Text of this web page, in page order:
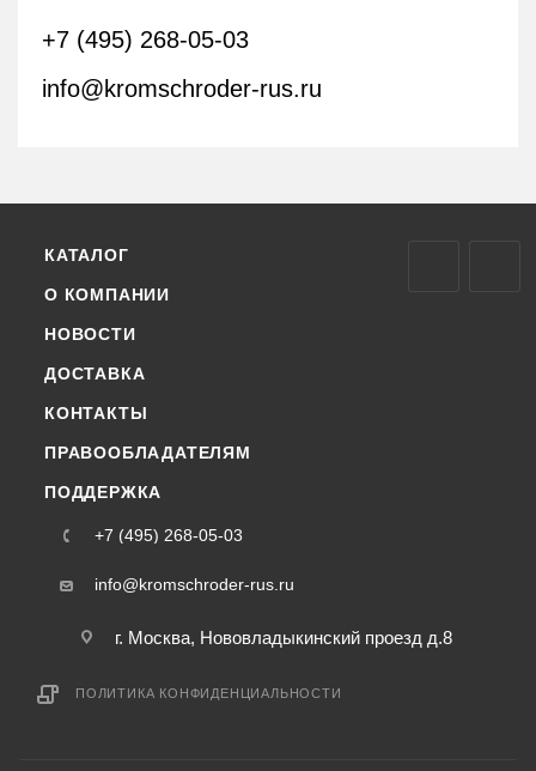
+7 (495) 268-05-03
info@kromschroder-rus.ru
КАТАЛОГ
О КОМПАНИИ
НОВОСТИ
ДОСТАВКА
КОНТАКТЫ
ПРАВООБЛАДАТЕЛЯМ
ПОДДЕРЖКА
+7 (495) 268-05-03
info@kromschroder-rus.ru
г. Москва, Нововладыкинский проезд д.8
ПОЛИТИКА КОНФИДЕНЦИАЛЬНОСТИ